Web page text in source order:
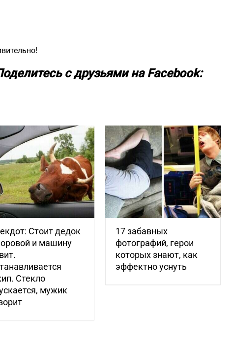
с друзьями на Facebook:
Стоит дедок
и машину
Стекло
мужик
17 забавных
фотографий, герои
которых знают, как
эффектно уснуть